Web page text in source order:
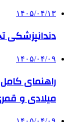
۱۴۰۵/۰۴/۱۳
دندانپزشکی
۱۴۰۵/۰۴/۰۹
راهنمای
میلادی و